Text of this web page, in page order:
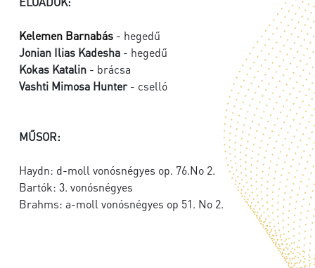
Kelemen Barnabás - hegedű
Jonian Ilias Kadesha - hegedű
Kokas Katalin - brácsa
Vashti Mimosa Hunter- cselló
MŰSOR:
Haydn: d-moll vonósnégyes op. 76.No 2.
Bartók: 3. vonósnégyes
Brahms: a-moll vonósnégyes op 51. No 2.